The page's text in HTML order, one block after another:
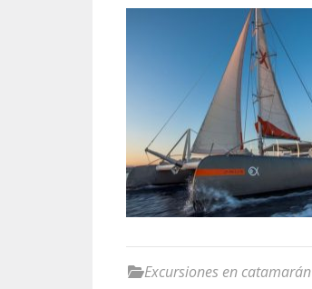
Excursiones en catamarán